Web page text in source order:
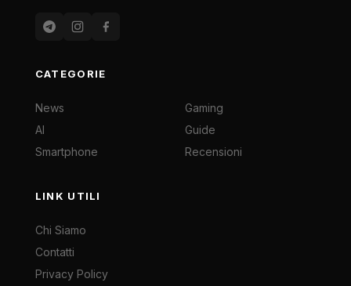
CATEGORIE
News
AI
Smartphone
Gaming
Guide
Recensioni
LINK UTILI
Chi Siamo
Contatti
Privacy Policy